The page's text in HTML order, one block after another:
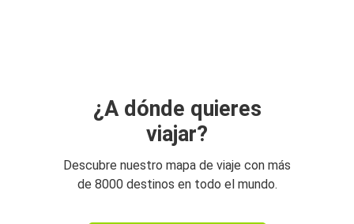
¿A dónde quieres
viajar?
Descubre nuestro mapa de viaje con más
de 8000 destinos en todo el mundo.